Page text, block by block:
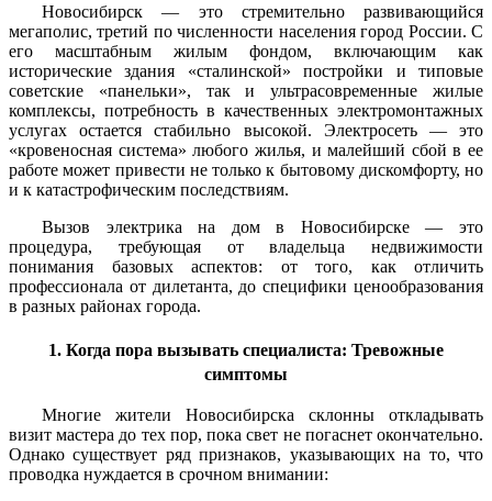
Новосибирск — это стремительно развивающийся
мегаполис, третий по численности населения город России. С
его масштабным жилым фондом, включающим как
исторические здания «сталинской» постройки и типовые
советские «панельки», так и ультрасовременные жилые
комплексы, потребность в качественных электромонтажных
услугах остается стабильно высокой. Электросеть — это
«кровеносная система» любого жилья, и малейший сбой в ее
работе может привести не только к бытовому дискомфорту, но
и к катастрофическим последствиям.
Вызов электрика на дом в Новосибирске — это
процедура, требующая от владельца недвижимости
понимания базовых аспектов: от того, как отличить
профессионала от дилетанта, до специфики ценообразования
в разных районах города.
1. Когда пора вызывать специалиста: Тревожные
симптомы
Многие жители Новосибирска склонны откладывать
визит мастера до тех пор, пока свет не погаснет окончательно.
Однако существует ряд признаков, указывающих на то, что
проводка нуждается в срочном внимании: